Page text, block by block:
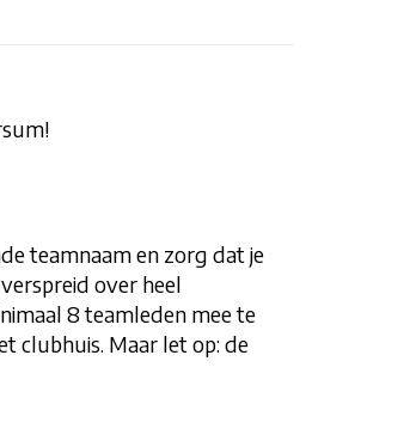
teamnaam en zorg dat je
over heel
8 teamleden mee te
clubhuis. Maar let op: de